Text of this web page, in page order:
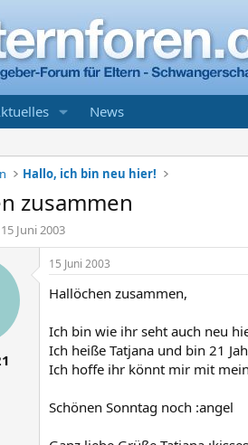
News
Hallo, ich bin neu hier!
zusammen
E
r
s
a
15 Juni 2003
15 Juni 2003
Hallöchen zusammen,
Ich bin wie ihr seht auch neu
Ich heiße Tatjana und bin 21
Ich hoffe ihr könnt mir mit
Schönen Sonntag noch :angel